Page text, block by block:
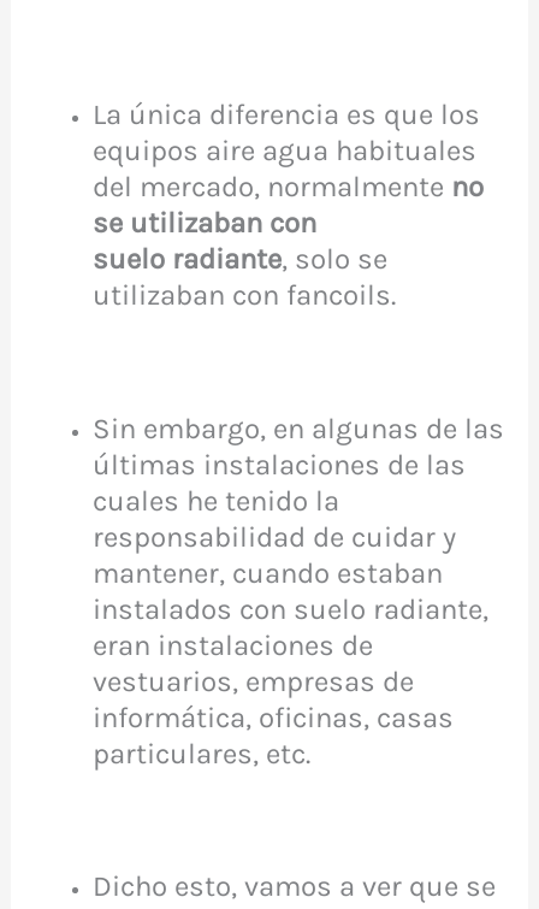
La única diferencia es que los
equipos aire agua habituales
del mercado, normalmente no
se utilizaban con
suelo radiante, solo se
utilizaban con fancoils.
Sin embargo, en algunas de las
últimas instalaciones de las
cuales he tenido la
responsabilidad de cuidar y
mantener, cuando estaban
instalados con suelo radiante,
eran instalaciones de
vestuarios, empresas de
informática, oficinas, casas
particulares, etc.
Dicho esto, vamos a ver que se